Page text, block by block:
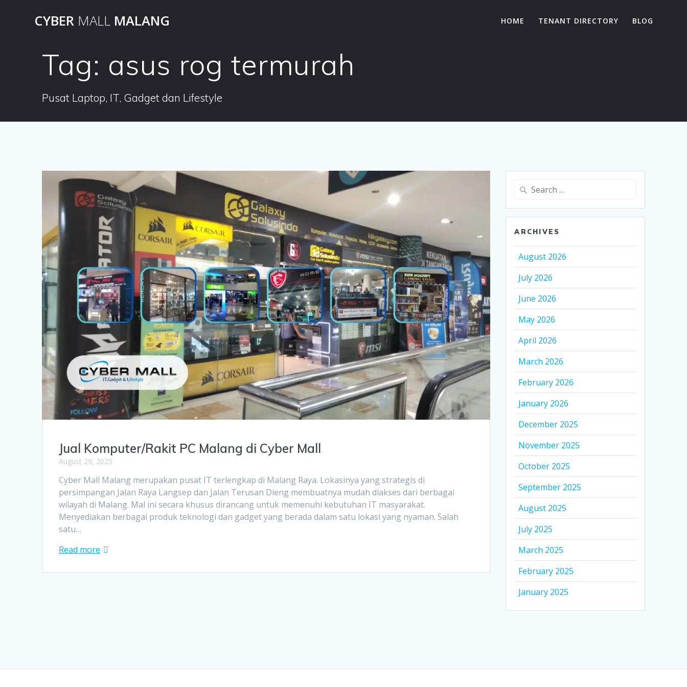
CYBER MALL MALANG HOME TENANT DIRECTORY BLOG
Tag: asus rog termurah
Pusat Laptop, IT, Gadget dan Lifestyle
Jual Komputer/Rakit PC Malang di Cyber Mall
August 29, 2025
Cyber Mall Malang merupakan pusat IT terlengkap di Malang Raya. Lokasinya yang strategis di
persimpangan Jalan Raya Langsep dan Jalan Terusan Dieng membuatnya mudah diakses dari berbagai
wilayah di Malang. Mal ini secara khusus dirancang untuk memenuhi kebutuhan IT masyarakat.
Menyediakan berbagai produk teknologi dan gadget yang berada dalam satu lokasi yang nyaman. Salah
satu…
Read more
Search
ARCHIVES
August 2026
July 2026
June 2026
May 2026
April 2026
March 2026
February 2026
January 2026
December 2025
November 2025
October 2025
September 2025
August 2025
July 2025
March 2025
February 2025
January 2025